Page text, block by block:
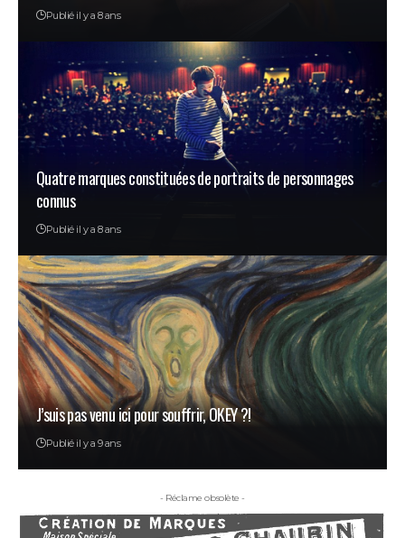
Publié il y a 8 ans
Quatre marques constituées de portraits de personnages
connus
Publié il y a 8 ans
J’suis pas venu ici pour souffrir, OKEY ?!
Publié il y a 9 ans
- Réclame obsolète -